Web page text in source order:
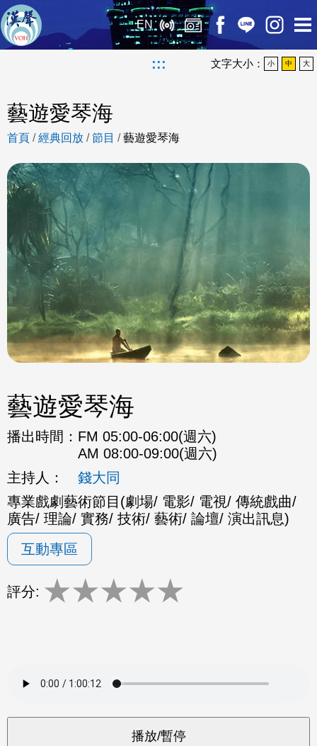
EN
::: 文字大小： 小 中 大
藝遊愛琴海
首頁 /經典回放 /節目 /藝遊愛琴海
藝遊愛琴海
播出時間： FM 05:00-06:00(週六)
AM 08:00-09:00(週六)
主持人：
錢大同
專業戲劇藝術節目(劇場/ 電影/ 電視/ 傳統戲曲/
廣告/ 理論/ 實務/ 技術/ 藝術/ 論壇/ 演出訊息)
互動專區
評分: ★★★★★